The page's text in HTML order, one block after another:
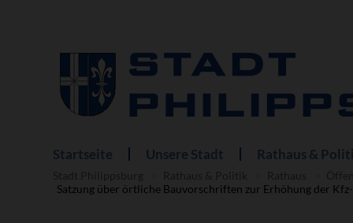
Navigation
überspringen
Startseite Unsere Stadt Rathaus &
Satzung über örtliche Bauvorschriften zur Erhöhung der